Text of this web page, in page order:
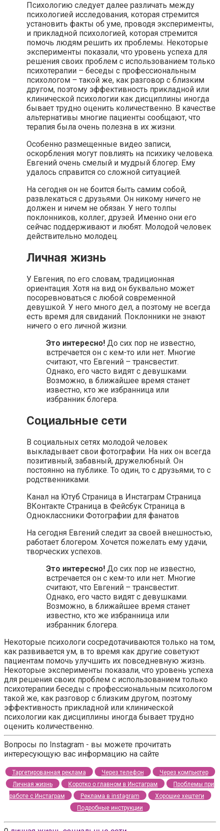
Психологию следует далее различать между
психологией исследования, которая стремится
установить факты об уме, проводя эксперименты,
и прикладной психологией, которая стремится
помочь людям решить их проблемы. Некоторые
эксперименты показали, что уровень успеха для
решения своих проблем с использованием только
психотерапии – беседы с профессиональным
психологом – такой же, как разговор с близким
другом, поэтому эффективность прикладной или
клинической психологии как дисциплины иногда
бывает трудно оценить количественно. В качестве
альтернативы многие пациенты сообщают, что
терапия была очень полезна в их жизни.
Особенно размещенные видео записи,
оскорбления могут повлиять на психику человека.
Евгений очень смелый и мудрый блогер. Ему
удалось справится со сложной ситуацией.
На сегодня он не боится быть самим собой,
развлекаться с друзьями. Он никому ничего не
должен и ничем не обязан. У него толпы
поклонников, коллег, друзей. Именно они его
сейчас поддерживают и любят. Молодой человек
действительно молодец.
Личная жизнь
У Евгения, по его словам, традиционная
ориентация. Хотя на вид он буквально может
посоревноваться с любой современной
девушкой. У него много дел, а поэтому не всегда
есть время для свиданий. Поклонники не знают
ничего о его личной жизни.
Это интересно! До сих пор не известно,
встречается он с кем-то или нет. Многие
считают, что Евгений – трансвестит.
Однако, его часто видят с девушками.
Возможно, в ближайшее время станет
известно, кто же избранница или
избранник блогера.
Социальные сети
В социальных сетях молодой человек
выкладывает свои фотографии. На них он всегда
позитивный, забавный, дружелюбный. Он
постоянно на публике. То один, то с друзьями, то с
родственниками.
Канал на Ютуб Страница в Инстаграм Страница
ВКонтакте Страница в Фейсбук Страница в
Одноклассники Фотографии для фанатов
На сегодня Евгений следит за своей внешностью,
работает блогером. Хочется пожелать ему удачи,
творческих успехов.
Это интересно! До сих пор не известно,
встречается он с кем-то или нет. Многие
считают, что Евгений – трансвестит.
Однако, его часто видят с девушками.
Возможно, в ближайшее время станет
известно, кто же избранница или
избранник блогера.
Некоторые психологи сосредотачиваются только на том,
как развивается ум, в то время как другие советуют
пациентам помочь улучшить их повседневную жизнь.
Некоторые эксперименты показали, что уровень успеха
для решения своих проблем с использованием только
психотерапии беседы с профессиональным психологом
такой же, как разговор с близким другом, поэтому
эффективность прикладной или клинической
психологии как дисциплины иногда бывает трудно
оценить количественно.
Вопросы по Instagram - вы можете прочитать
интересующую вас информацию на сайте
Таргетированная реклама Через телефон
Через компьютер
Личная жизнь
Коротко о главном в Инстаграм
Проблемы при
работе с Инстаграм
Реклама в instagram
Хорошие хештеги
Подробные инструкции